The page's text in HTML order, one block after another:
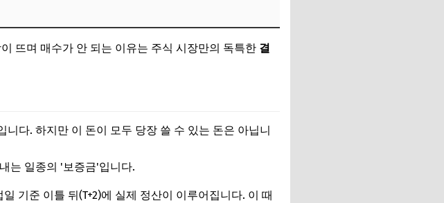
뜨며 매수가 안 되는 이유는 주식 시장만의 독특한 결
니다. 하지만 이 돈이 모두 당장 쓸 수 있는 돈은 아닙니
는 일종의 '보증금'입니다.
기준 이틀 뒤(T+2)에 실제 정산이 이루어집니다. 이 때